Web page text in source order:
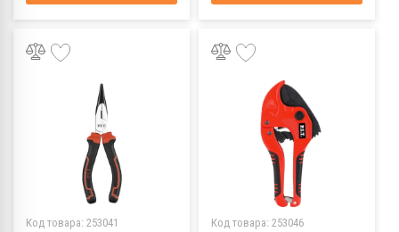
Код товара: 253041 Код товара: 253046